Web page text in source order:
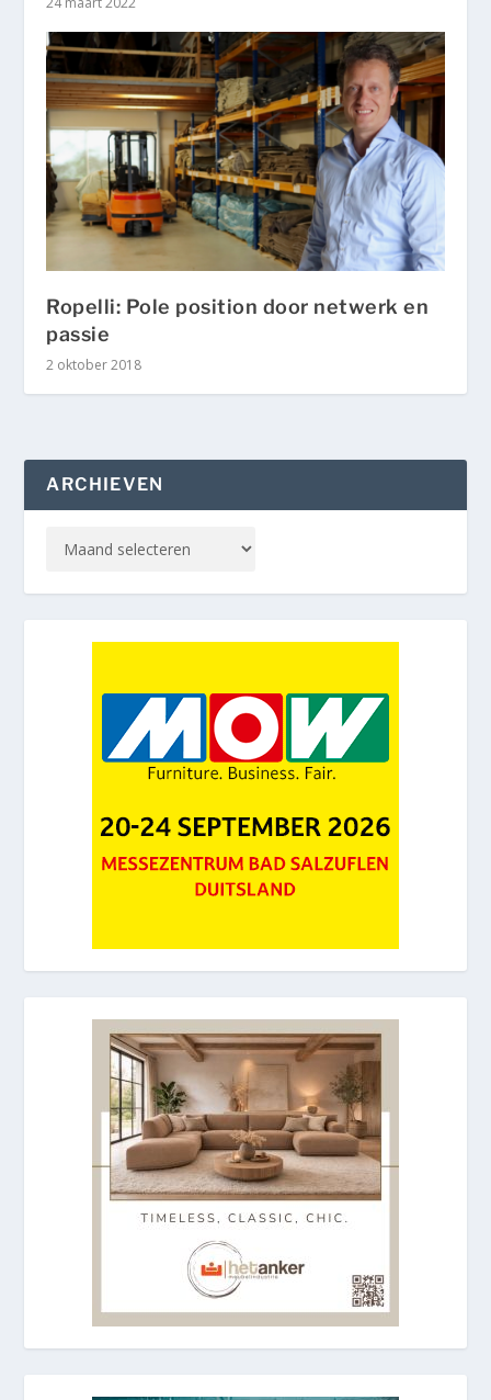
Ropelli: Pole position door netwerk en
passie
2 oktober 2018
ARCHIEVEN